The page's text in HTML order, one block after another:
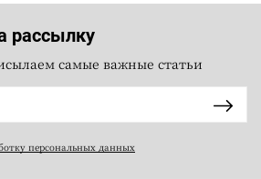
рассылку
самые важные статьи
персональных данных